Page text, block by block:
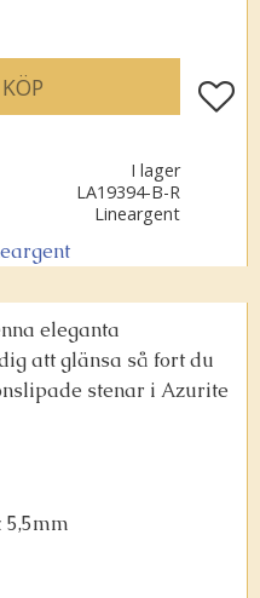
KÖP Lägg
I lager
LA19394-B-R
Lineargent
eleganta
attglänsa så fortdu
stenar i Azurite
5,5mm